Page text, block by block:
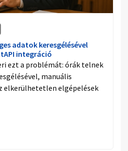
adatok keresgélésével
integráció
ezt a problémát: órák telnek
manuális
elkerülhetetlen elgépelések